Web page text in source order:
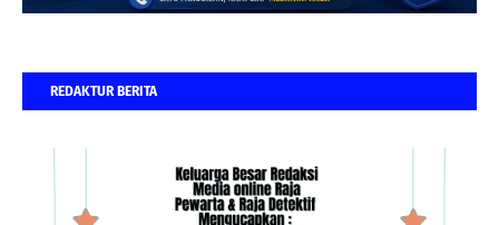
REDAKTUR BERITA